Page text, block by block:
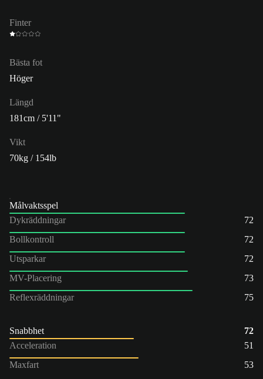
Finter
Bästa fot
Höger
Längd
181cm / 5'11"
Vikt
70kg / 154lb
Målvaktsspel
Dykräddningar
72
Bollkontroll
72
Utsparkar
72
MV-Placering
73
Reflexräddningar
75
Snabbhet
72
Acceleration
51
Maxfart
53